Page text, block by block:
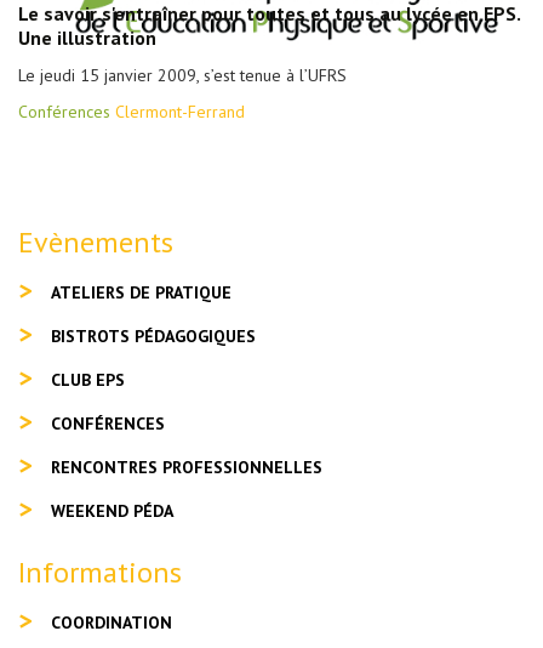
Le savoir s'entraîner pour toutes et tous au lycée en EPS.
Une illustration
Le jeudi 15 janvier 2009, s’est tenue à l’UFRS
Conférences Clermont-Ferrand
Evènements
ATELIERS DE PRATIQUE
BISTROTS PÉDAGOGIQUES
CLUB EPS
CONFÉRENCES
RENCONTRES PROFESSIONNELLES
WEEKEND PÉDA
Informations
COORDINATION